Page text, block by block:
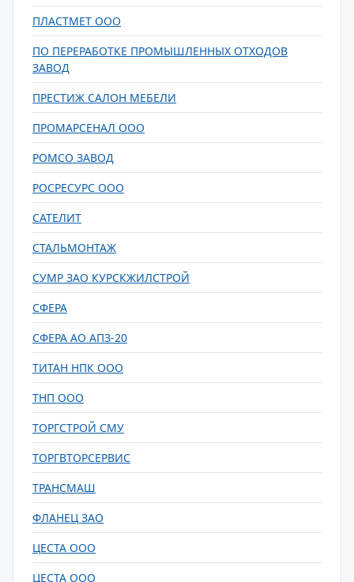
ПЛАСТМЕТ ООО
ПО ПЕРЕРАБОТКЕ ПРОМЫШЛЕННЫХ ОТХОДОВ
ЗАВОД
ПРЕСТИЖ САЛОН МЕБЕЛИ
ПРОМАРСЕНАЛ ООО
РОМСО ЗАВОД
РОСРЕСУРС ООО
САТЕЛИТ
СТАЛЬМОНТАЖ
СУМР ЗАО КУРСКЖИЛСТРОЙ
СФЕРА
СФЕРА АО АПЗ-20
ТИТАН НПК ООО
ТНП ООО
ТОРГСТРОЙ СМУ
ТОРГВТОРСЕРВИС
ТРАНСМАШ
ФЛАНЕЦ ЗАО
ЦЕСТА ООО
ЦЕСТА ООО